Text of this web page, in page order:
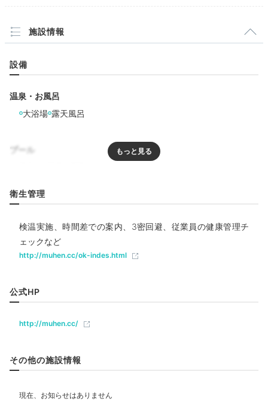
Dinner
18:30
プライベートに浸る
料理
盛り込んだ会席料理は、季節がかわる度に訪れたくなる
部屋食でゆっくりと会席料理をいただきました。2度目
施設情報
設備
温泉・お風呂
大浴場 露天風呂
プール
リラクゼーション
ルームサービス
ベビー＆子供関連
部屋情報
売店・ギフトショップ
衛生管理
検温実施、時間差での案内、3密回避、従業員の健康管理チ
ェックなど
http://muhen.cc/ok-indes.html
公式HP
http://muhen.cc/
その他の施設情報